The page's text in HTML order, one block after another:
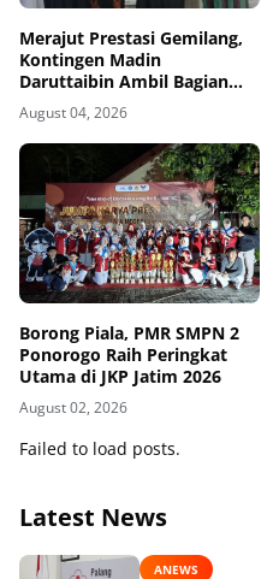
Merajut Prestasi Gemilang,
Kontingen Madin
Daruttaibin Ambil Bagian
Penuh dan Berjaya dalam
Seleksi PORSADIN
Campurdarat 2026
August 04, 2026
Borong Piala, PMR SMPN 2
Ponorogo Raih Peringkat
Utama di JKP Jatim 2026
August 02, 2026
Failed to load posts.
Latest News
ANEWS